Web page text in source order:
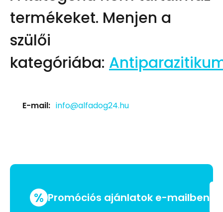
termékeket. Menjen a
szülői
kategóriába:
E-mail: info@alfadog24.hu
% Promóciós ajánlatok e-mailben